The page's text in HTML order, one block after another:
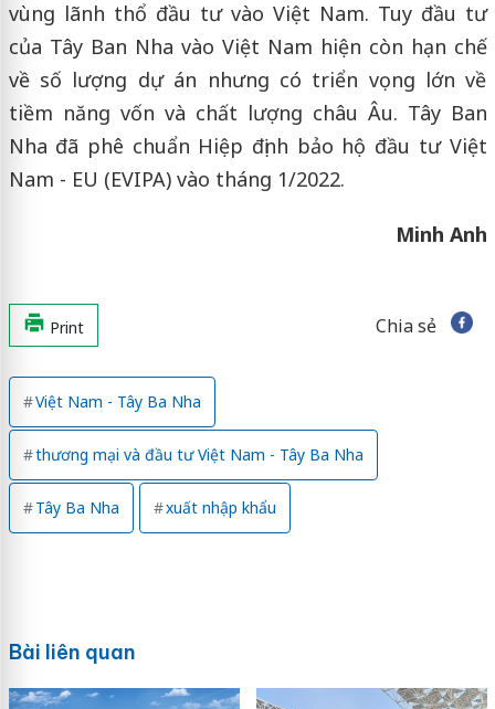
vùng lãnh thổ đầu tư vào Việt Nam. Tuy đầu tư
của Tây Ban Nha vào Việt Nam hiện còn hạn chế
về số lượng dự án nhưng có triển vọng lớn về
tiềm năng vốn và chất lượng châu Âu. Tây Ban
Nha đã phê chuẩn Hiệp định bảo hộ đầu tư Việt
Nam - EU (EVIPA) vào tháng 1/2022.
Minh Anh
Print Chia sẻ
Việt Nam - Tây Ba Nha
thương mại và đầu tư Việt Nam - Tây Ba Nha
Tây Ba Nha xuất nhập khẩu
Bài liên quan